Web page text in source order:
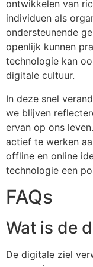
ontwikkelen van
individuen als
ondersteunende
openlijk kunnen
technologie kan
digitale cultuur.
In deze snel
we blijven
ervan op ons
actief te werken
offline en online
technologie een
FAQs
Wat is de
De digitale ziel